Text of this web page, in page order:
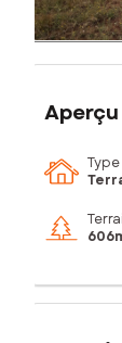
Aperçu